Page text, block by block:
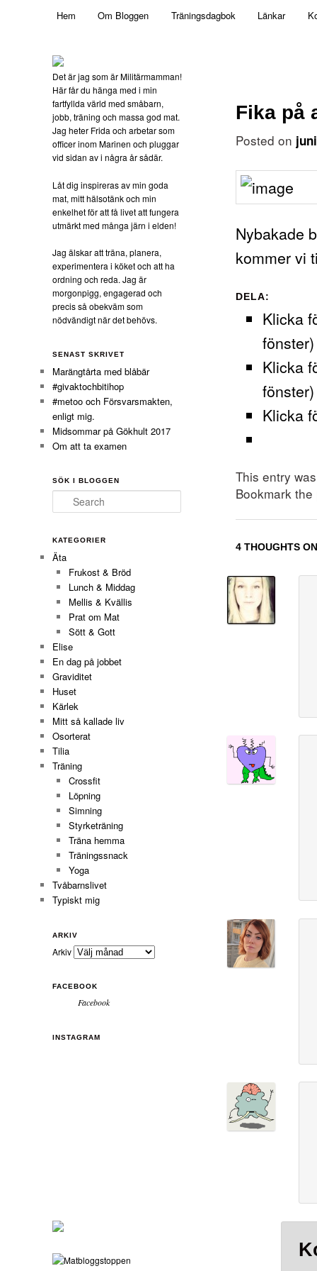
Militärmamman
Skip to primary content
Hem Om Bloggen Träningsdagbok Länkar
Fika på
Posted on
Nybakade
kommer vi
DELA:
Klicka
fönster)
Klicka
fönster)
Klicka
This entry
Bookmark the
4 THOUGHTS
Det är jag som är Militärmamman!
Här får du hänga med i min
fartfyllda värld med småbarn,
jobb, träning och massa god mat.
Jag heter Frida och arbetar som
officer inom Marinen och pluggar
vid sidan av i några år sådär.
Låt dig inspireras av min goda
mat, mitt hälsotänk och min
enkelhet för att få livet att fungera
utmärkt med många järn i elden!
Jag älskar att träna, planera,
experimentera i köket och att ha
ordning och reda. Jag är
morgonpigg, engagerad och
precis så obekväm som
nödvändigt när det behövs.
SENAST SKRIVET
Marängtårta med blåbär
#givaktochbitihop
#metoo och Försvarsmakten,
enligt mig.
Midsommar på Gökhult 2017
Om att ta examen
SÖK I BLOGGEN
Search
KATEGORIER
Äta
Frukost & Bröd
Lunch & Middag
Mellis & Kvällis
Prat om Mat
Sött & Gott
Elise
En dag på jobbet
Graviditet
Huset
Kärlek
Mitt så kallade liv
Osorterat
Tilia
Träning
Crossfit
Löpning
Simning
Styrketräning
Träna hemma
Träningssnack
Yoga
Tvåbarnslivet
Typiskt mig
ARKIV
Arkiv
FACEBOOK
Facebook
INSTAGRAM